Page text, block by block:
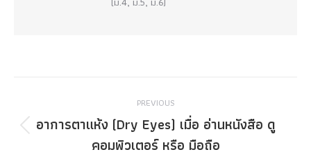
navigation
PREVIOUS
Previous
post:
อาการตาแห้ง (Dry Eyes) เมื่อ อ่านหนังสือ ดู
คอมพิวเตอร์ หรือ มือถือ